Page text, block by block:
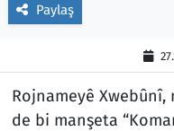
Paylaş
Rojnameyê
de bi manşeta